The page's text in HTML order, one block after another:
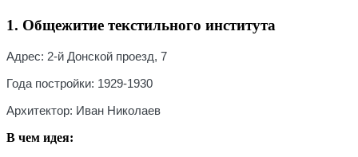
1. Общежитие текстильного института
Адрес: 2-й Донской проезд, 7
Года постройки: 1929-1930
Архитектор: Иван Николаев
В чем идея: